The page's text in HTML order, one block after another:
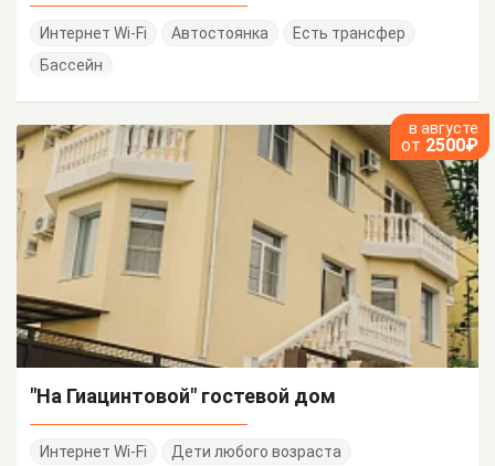
Интернет Wi-Fi Автостоянка
Есть трансфер
Бассейн
в августе
от 2500₽
"На Гиацинтовой" гостевой дом
Интернет Wi-Fi
Дети любого возраста